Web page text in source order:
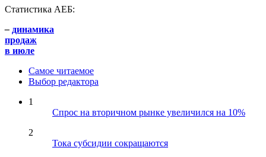
Статистика АЕБ:
– динамика
продаж
в июле
Самое читаемое
Выбор редактора
1
Спрос на вторичном рынке увеличился на 10%
2
Тока субсидии сокращаются